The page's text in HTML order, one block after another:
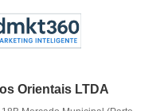
Orientais LTDA